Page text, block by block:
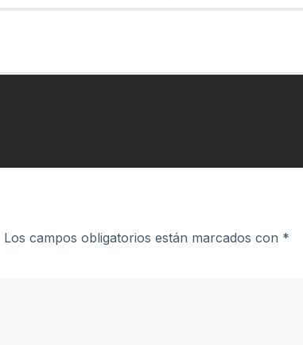
Los campos obligatorios están marcados con *